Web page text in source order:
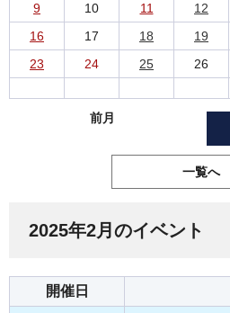
9
10 11 12
16
17 18 19
23
24 25 26
前月
一覧へ
2025年2月のイベント
開催日